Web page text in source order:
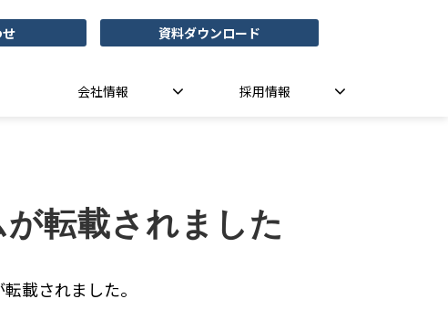
資料ダウンロード
会社情報 採用情報
転載されました
載されました。